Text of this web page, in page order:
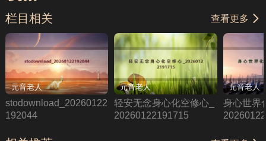
栏目相关 查看更多
元音老人
stodownload_20260122
192044
元音老人
轻安无念身心化空修心_
20260122191715
元音老人
身心世界